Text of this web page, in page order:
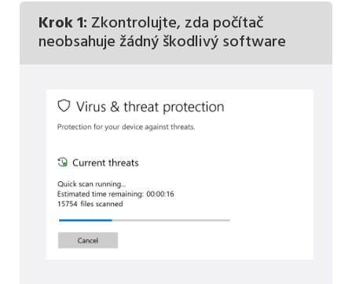
Krok 1: Zkontrolujte, zda počítač
neobsahuje žádný škodlivý software